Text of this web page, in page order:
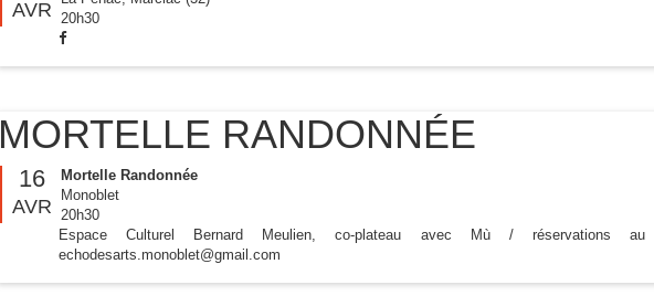
AVR
20h30
MORTELLE RANDONNÉE
16
AVR
Mortelle Randonnée
Monoblet
20h30
Espace Culturel Bernard Meulien, co-plateau avec Mù /
echodesarts.monoblet@gmail.com